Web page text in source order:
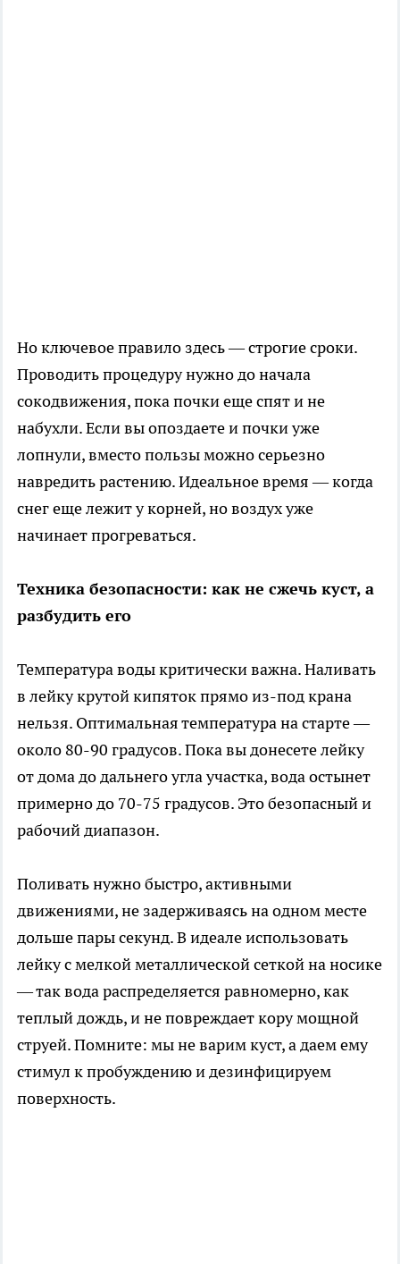
Но ключевое правило здесь — строгие сроки.
Проводить процедуру нужно до начала
сокодвижения, пока почки еще спят и не
набухли. Если вы опоздаете и почки уже
лопнули, вместо пользы можно серьезно
навредить растению. Идеальное время — когда
снег еще лежит у корней, но воздух уже
начинает прогреваться.
Техника безопасности: как не сжечь куст, а
разбудить его
Температура воды критически важна. Наливать
в лейку крутой кипяток прямо из-под крана
нельзя. Оптимальная температура на старте —
около 80-90 градусов. Пока вы донесете лейку
от дома до дальнего угла участка, вода остынет
примерно до 70-75 градусов. Это безопасный и
рабочий диапазон.
Поливать нужно быстро, активными
движениями, не задерживаясь на одном месте
дольше пары секунд. В идеале использовать
лейку с мелкой металлической сеткой на носике
— так вода распределяется равномерно, как
теплый дождь, и не повреждает кору мощной
струей. Помните: мы не варим куст, а даем ему
стимул к пробуждению и дезинфицируем
поверхность.